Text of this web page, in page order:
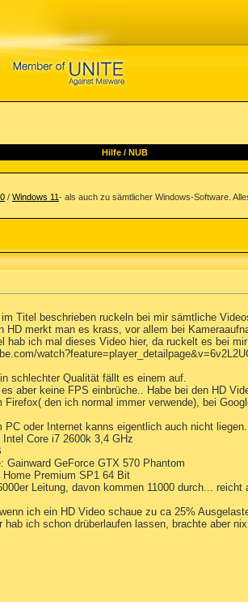
Hilfe/ NUB
/ Windows 11- als auch zu sämtlicher Windows-Software.
Titel beschrieben ruckeln bei mir sämtliche
HD merkt man es krass, vor allem bei
hab ich mal dieses Video hier, da ruckelt es bei
schlechter Qualität fällt es einem auf.
es aber keine FPS einbrüche.. Habe bei den HD
Firefox( den ich normal immer verwende), bei
PC oder Internet kanns eigentlich auch nicht
Intel Core i7 2600k 3,4 GHz
Gainward GeForce GTX 570 Phantom
Home Premium SP1 64 Bit
Leitung, davon kommen 11000 durch... reicht
ich ein HD Video schaue zu ca 25%
hab ich schon drüberlaufen lassen, brachte aber